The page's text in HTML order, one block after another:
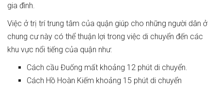
gia đình.
Việc ở trị trí trung tâm của quận giúp cho những người dân ở
chung cư này có thể thuận lợi trong việc di chuyển đến các
khu vực nổi tiếng của quận như:
Cách cầu Đuống mất khoảng 12 phút di chuyển.
Cách Hồ Hoàn Kiếm khoảng 15 phút di chuyển